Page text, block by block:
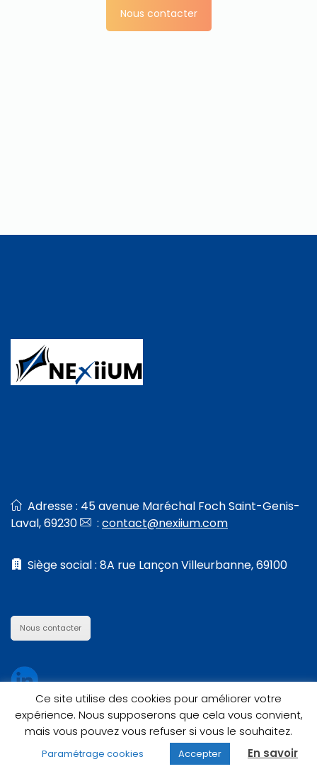
Nous contacter
Adresse : 45 avenue Maréchal Foch Saint-Genis-
Laval, 69230
: contact@nexiium.com
Siège social : 8A rue Lançon Villeurbanne, 69100
Nous contacter
Ce site utilise des cookies pour améliorer votre
expérience. Nous supposerons que cela vous convient,
mais vous pouvez vous refuser si vous le souhaitez.
Paramétrage cookies Accepter En savoir